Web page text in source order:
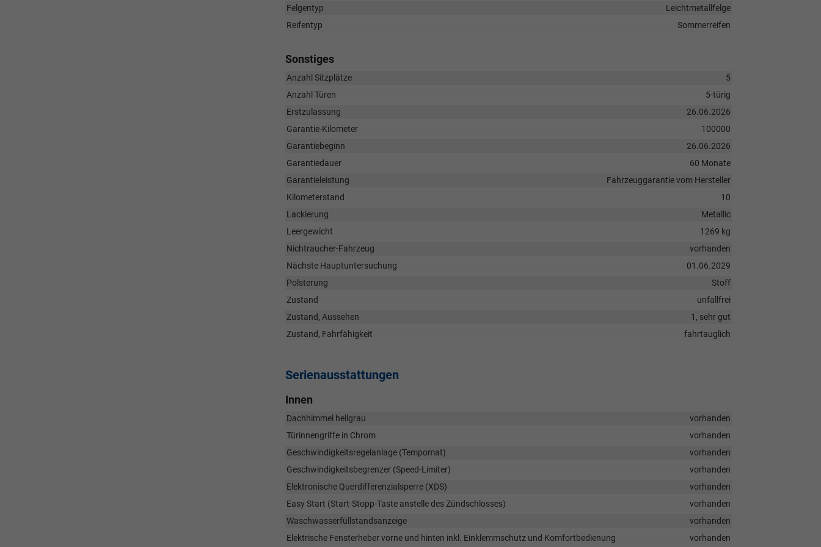
Felgentyp
Leichtmetallfelge
Reifentyp
Sommerreifen
Sonstiges
Anzahl Sitzplätze
5
Anzahl Türen
5-türig
Erstzulassung
26.06.2026
Garantie-Kilometer
100000
Garantiebeginn
26.06.2026
Garantiedauer
60 Monate
Garantieleistung
Fahrzeuggarantie vom Hersteller
Kilometerstand
10
Lackierung
Metallic
Leergewicht
1269 kg
Nichtraucher-Fahrzeug
vorhanden
Nächste Hauptuntersuchung
01.06.2029
Polsterung
Stoff
Zustand
unfallfrei
Zustand, Aussehen
1, sehr gut
Zustand, Fahrfähigkeit
fahrtauglich
Serienausstattungen
Innen
Dachhimmel hellgrau
vorhanden
Türinnengriffe in Chrom
vorhanden
Geschwindigkeitsregelanlage (Tempomat)
vorhanden
Geschwindigkeitsbegrenzer (Speed-Limiter)
vorhanden
Elektronische Querdifferenzialsperre (XDS)
vorhanden
Easy Start (Start-Stopp-Taste anstelle des Zündschlosses)
vorhanden
Waschwasserfüllstandsanzeige
vorhanden
Elektrische Fensterheber vorne und hinten inkl. Einklemmschutz und Komfortbedienung
vorhanden